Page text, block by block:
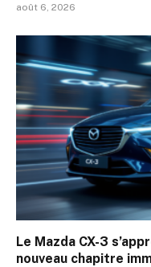
août 6, 2026
Le Mazda CX-3
nouveau chapitre